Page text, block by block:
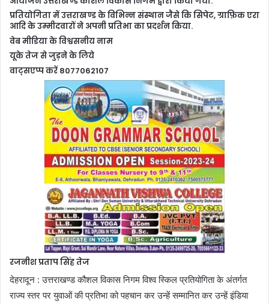
प्रतियोगिता में उत्तराखण्ड के विभिन्न संस्थान जैसे कि सिपेट, ग्राफ़िक एरा
आदि के उम्मीदवारों ने अपनी प्रतिभा का प्रदर्शन किया.
वेब मीडिया के विश्वसनीय नाम
यूके तेज से जुड़ने के लिये
वाट्सएप्प करें 8077062107
रजनीश प्रताप सिंह तेज
देहरादून : उत्तराखण्ड कौशल विकास निगम विश्व स्किल प्रतियोगिता के अंतर्गत
राज्य स्तर पर युवाओं की प्रतिभा को पहचान कर उन्हें सम्मानित कर उन्हें इंडिया